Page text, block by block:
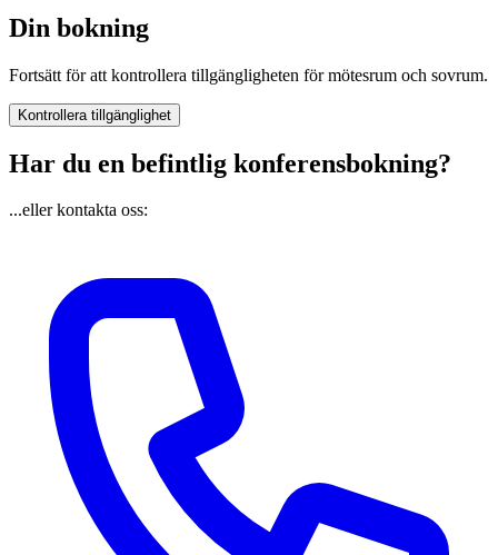
Din bokning
Fortsätt för att kontrollera tillgängligheten för mötesrum och sovrum.
Kontrollera tillgänglighet
Har du en befintlig konferensbokning?
...eller kontakta oss: